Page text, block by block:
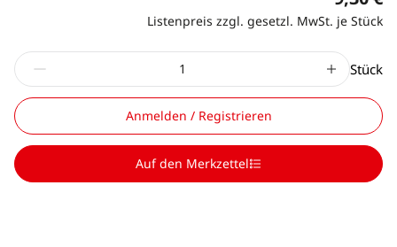
Listenpreis zzgl. gesetzl. MwSt. je Stück
Stück
Anmelden / Registrieren
Auf den Merkzettel